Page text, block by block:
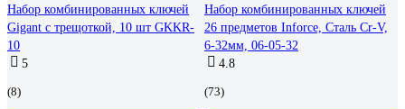
Набор комбинированных ключей
Gigant с трещоткой, 10 шт GKKR-
10
5
(8)
Набор комбинированных ключей
26 предметов Inforce, Сталь Cr-V,
6-32мм, 06-05-32
4.8
(73)